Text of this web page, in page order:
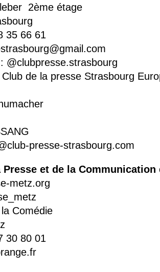
2ème étage
35 66 61
@clubpresse.strasbourg
de la presse Strasbourg
presse-strasbourg.com
Presse et de la
metz.org
Comédie
30 80 01